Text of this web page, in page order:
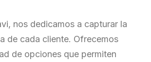
nos dedicamos a capturar la
de cada cliente. Ofrecemos
de opciones que permiten